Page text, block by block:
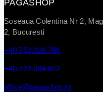
PAGASHOP
Soseaua Colentina Nr 2,
2, Bucuresti
+40.752.028.786
+40.722.504.872
office@pagashop.ro